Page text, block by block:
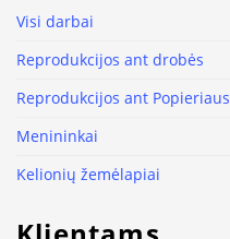
Visi darbai
Reprodukcijos ant drobės
Reprodukcijos ant Popieriaus
Menininkai
Kelionių žemėlapiai